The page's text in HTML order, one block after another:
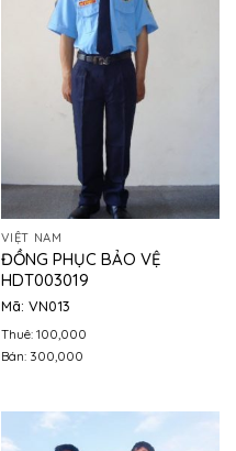
VIỆT NAM
ĐỒNG PHỤC BẢO VỆ
HDT003019
Mã: VN013
Thuê: 100,000
Bán: 300,000